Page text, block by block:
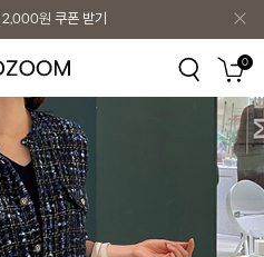
2,000원 쿠폰 받기
0